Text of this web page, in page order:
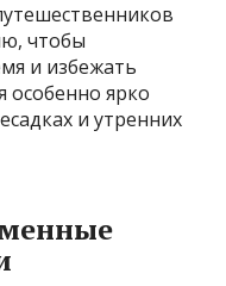
чтобы
и избежать
особенно ярко
и утренних